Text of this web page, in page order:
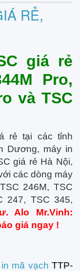
RẺ,
giá rẻ
Pro,
và TSC
rẻ tại các tỉnh
Dương, máy in
giá rẻ Hà Nội,
các dòng máy
246M, TSC
247, TSC 345,
Alo Mr.Vinh:
giá ngay !
mã vạch TTP-